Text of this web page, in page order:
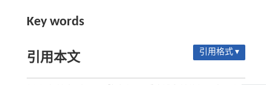
Key words
引用本文 引用格式 ▾